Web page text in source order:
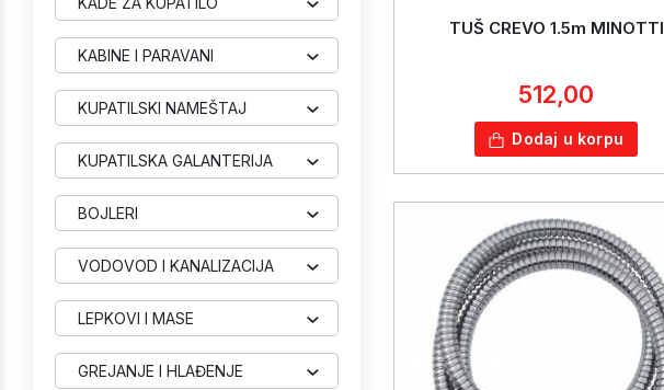
KABINE I PARAVANI
KUPATILSKI NAMEŠTAJ
KUPATILSKA GALANTERIJA
BOJLERI
VODOVOD I KANALIZACIJA
LEPKOVI I MASE
GREJANJE I HLAĐENJE
TUŠ CREVO 1.5m MINOTTI
512,00
Dodaj u korpu